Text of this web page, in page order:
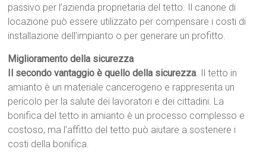
passivo per l’azienda proprietaria del tetto. Il canone di
locazione può essere utilizzato per compensare i costi di
installazione dell’impianto o per generare un profitto.
Miglioramento della sicurezza
Il secondo vantaggio è quello della sicurezza. Il tetto in
amianto è un materiale cancerogeno e rappresenta un
pericolo per la salute dei lavoratori e dei cittadini. La
bonifica del tetto in amianto è un processo complesso e
costoso, ma l’affitto del tetto può aiutare a sostenere i
costi della bonifica.